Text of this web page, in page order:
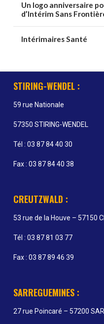
Un logo anniversaire
d’Intérim Sans
Intérimaires Santé
STIRING-WENDEL :
59 rue Nationale
57350 STIRING-WENDEL
Tél : 03 87 84 40 30
Fax : 03 87 84 40 38
CREUTZWALD :
53 rue de la Houve – 57150
Tél : 03 87 81 03 77
Fax : 03 87 89 46 39
SARREGUEMINES :
27 rue Poincaré – 57200